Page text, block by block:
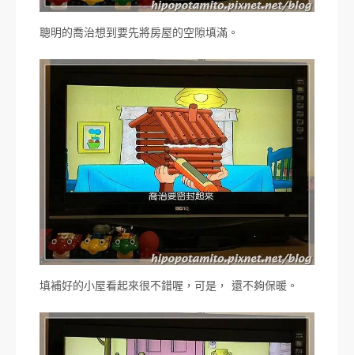
聰明的喬治想到要先將房屋的空隙填滿。
填補好的小屋看起來很不錯喔，可是， 還不夠保暖。